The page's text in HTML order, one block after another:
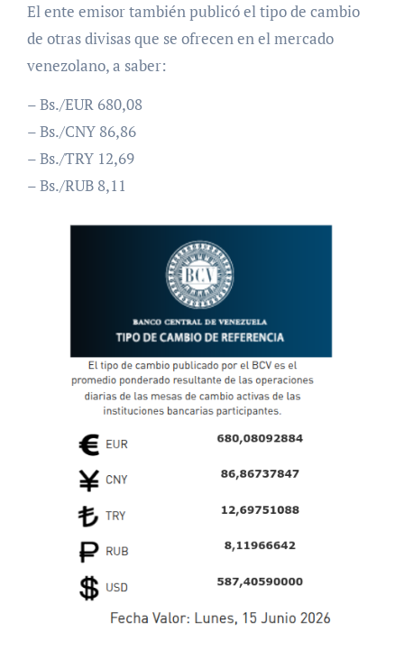
El ente emisor también publicó el tipo de cambio
de otras divisas que se ofrecen en el mercado
venezolano, a saber:
– Bs./EUR 680,08
– Bs./CNY 86,86
– Bs./TRY 12,69
– Bs./RUB 8,11